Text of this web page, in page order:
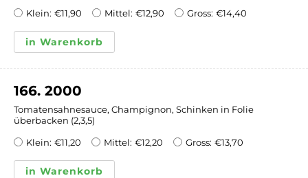
Klein: €11,90 Mittel: €12,90 Gross: €14,40
in Warenkorb
166. 2000
Tomatensahnesauce, Champignon, Schinken in Folie
überbacken (2,3,5)
Klein: €11,20 Mittel: €12,20 Gross: €13,70
in Warenkorb